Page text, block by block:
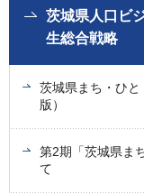
茨城県人口ビ
生総合戦略
茨城県まち・ひ
版）
第2期「茨城県ま
て